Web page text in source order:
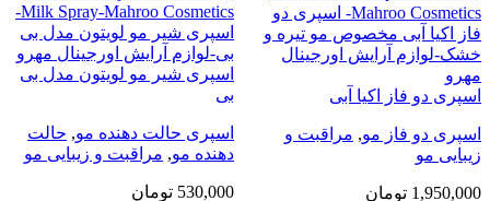
اسپری دو فاز اکیا آبی
اسپری دو فاز مو, مراقبت و
زیبایی مو
1,950,000 تومان
اسپری شیر مو لویتون مدل بی
بی
اسپری حالت دهنده مو, حالت
دهنده مو, مراقبت و زیبایی مو
530,000 تومان